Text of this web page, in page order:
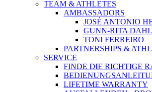
TEAM & ATHLETES
AMBASSADORS
JOSÉ ANTONIO
GUNN-RITA
TONI FERREIRO
PARTNERSHIPS &
SERVICE
FINDE DIE RICHTIGE
LIFETIME WARRANTY